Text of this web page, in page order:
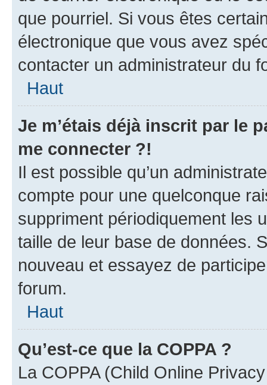
que pourriel. Si vous êtes
électronique que vous avez
contacter un administrateur du
Haut
Je m’étais déjà inscrit par le
me connecter ?!
Il est possible qu’un
compte pour une quelconque
suppriment périodiquement les
taille de leur base de données.
nouveau et essayez de
forum.
Haut
Qu’est-ce que la COPPA ?
La COPPA (Child Online